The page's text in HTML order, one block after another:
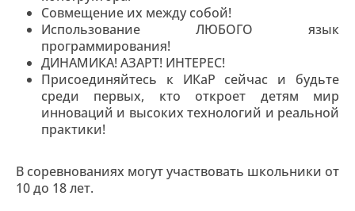
Совмещение их между собой!
Использование ЛЮБОГО язык
программирования!
ДИНАМИКА! АЗАРТ! ИНТЕРЕС!
Присоединяйтесь к ИКаР сейчас и будьте
среди первых, кто откроет детям мир
инноваций и высоких технологий и реальной
практики!
В соревнованиях могут участвовать школьники от
10 до 18 лет.